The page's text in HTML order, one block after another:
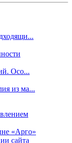
Осо...
из ма...
«Арго»
сайта